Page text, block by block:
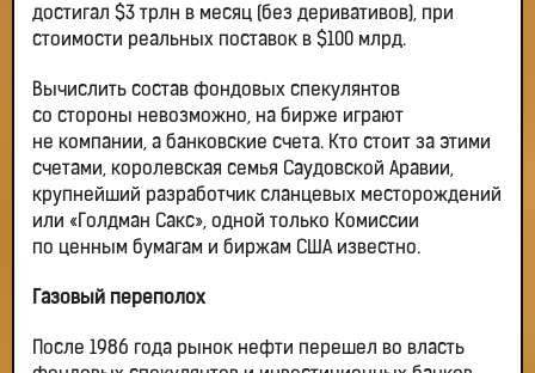
достигал $3 трлн в месяц (без деривативов), при
стоимости реальных поставок в $100 млрд.
Вычислить состав фондовых спекулянтов
со стороны невозможно, на бирже играют
не компании, а банковские счета. Кто стоит за этими
счетами, королевская семья Саудовской Аравии,
крупнейший разработчик сланцевых месторождений
или «Голдман Сакс», одной только Комиссии
по ценным бумагам и биржам США известно.
Газовый переполох
После 1986 года рынок нефти перешел во власть